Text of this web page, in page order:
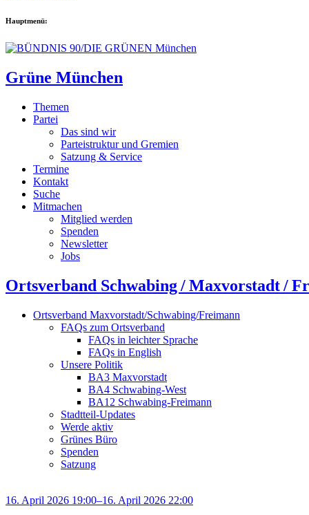
Hauptmenü:
Grüne München
Themen
Partei
Das sind wir
Parteistruktur und Gremien
Satzung & Service
Termine
Kontakt
Suche
Mitmachen
Mitglied werden
Spenden
Newsletter
Jobs
Ortsverband Schwabing / Maxvorstadt ⁠/
Ortsverband Maxvorstadt/Schwabing/Freimann
FAQs zum Ortsverband
FAQs in leichter Sprache
FAQs in English
Unsere Politik
BA3 Maxvorstadt
BA4 Schwabing-West
BA12 Schwabing-Freimann
Stadtteil-Updates
Werde aktiv
Grünes Büro
Spenden
Satzung
16. April 2026 19:00–16. April 2026 22:00